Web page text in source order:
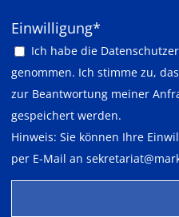
Pflichtfeld
Einwilligung*
Ich habe die
genommen. Ich stimme zu,
zur Beantwortung meiner
gespeichert werden.
Hinweis: Sie können Ihre
per E-Mail an